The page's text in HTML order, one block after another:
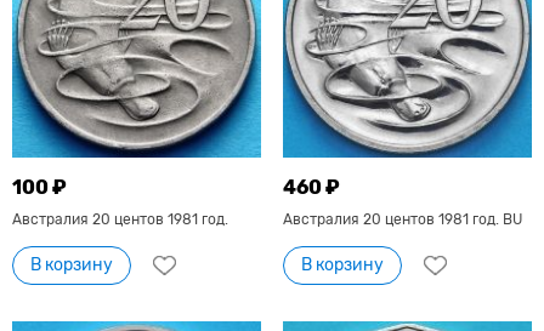
100 ₽
Австралия 20 центов 1981 год.
В корзину
460 ₽
Австралия 20 центов 1981 год. BU
В корзину